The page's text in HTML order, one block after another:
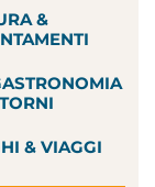
&
& VIAGGI